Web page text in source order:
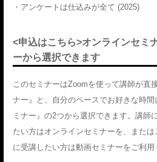
・アンケートは仕込みが全て (2025)
<申込はこちら>オンラインセミ
ーから選択できます
このセミナーはZoomを使って講師が直
ナー』と、自分のペースでお好きな時
ミナー』の2つから選択できます。講師
たい方はオンラインセミナーを、また
に受講したい方は動画セミナーをご利用